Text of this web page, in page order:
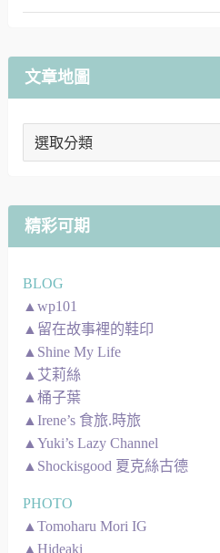
文章地圖
文
圖
精彩可期
BLOG
▲wp101
▲留在故事裡的鞋印
▲Shine My Life
▲艾莉絲
▲桶子葉
▲Irene’s 食旅.時旅
▲Yuki’s Lazy Channel
▲Shockisgood 夏克絲古德
PHOTO
▲Tomoharu Mori IG
▲Hideaki